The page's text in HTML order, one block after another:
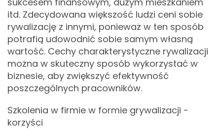
itd. Zdecydowana większość ludzi ceni sobie
rywalizację z innymi, ponieważ w ten sposób
potrafią udowodnić sobie samym własną
wartość. Cechy charakterystyczne rywalizacji
można w skuteczny sposób wykorzystać w
biznesie, aby zwiększyć efektywność
poszczególnych pracowników.
Szkolenia w firmie w formie grywalizacji -
korzyści